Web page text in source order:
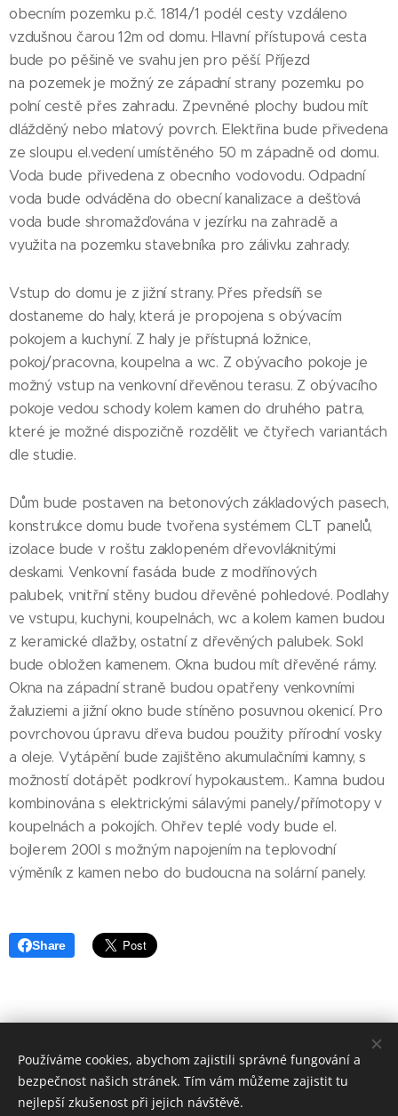
obecním pozemku p.č. 1814/1 podél cesty vzdáleno
vzdušnou čarou 12m od domu. Hlavní přístupová cesta
bude po pěšině ve svahu jen pro pěší. Příjezd
na pozemek je možný ze západní strany pozemku po
polní cestě přes zahradu. Zpevněné plochy budou mít
dlážděný nebo mlatový povrch. Elektřina bude přivedena
ze sloupu el.vedení umístěného 50 m západně od domu.
Voda bude přivedena z obecního vodovodu. Odpadní
voda bude odváděna do obecní kanalizace a dešťová
voda bude shromažďována v jezírku na zahradě a
využita na pozemku stavebníka pro zálivku zahrady.
Vstup do domu je z jižní strany. Přes předsíň se
dostaneme do haly, která je propojena s obývacím
pokojem a kuchyní. Z haly je přístupná ložnice,
pokoj/pracovna, koupelna a wc. Z obývacího pokoje je
možný vstup na venkovní dřevěnou terasu. Z obývacího
pokoje vedou schody kolem kamen do druhého patra,
které je možné dispozičně rozdělit ve čtyřech variantách
dle studie.
Dům bude postaven na betonových základových pasech,
konstrukce domu bude tvořena systémem CLT panelů,
izolace bude v roštu zaklopeném dřevovláknitými
deskami. Venkovní fasáda bude z modřínových
palubek, vnitřní stěny budou dřevěné pohledové. Podlahy
ve vstupu, kuchyni, koupelnách, wc a kolem kamen budou
z keramické dlažby, ostatní z dřevěných palubek. Sokl
bude obložen kamenem. Okna budou mít dřevěné rámy.
Okna na západní straně budou opatřeny venkovními
žaluziemi a jižní okno bude stíněno posuvnou okenicí. Pro
povrchovou úpravu dřeva budou použity přírodní vosky
a oleje. Vytápění bude zajištěno akumulačními kamny, s
možností dotápět podkroví hypokaustem.. Kamna budou
kombinována s elektrickými sálavými panely/přímotopy v
koupelnách a pokojích. Ohřev teplé vody bude el.
bojlerem 200l s možným napojením na teplovodní
výměník z kamen nebo do budoucna na solární panely.
Share
Copyrights jsou brzdou pokroku. Vše zde je k volnému šíření.
Jen prosíme o uvádění autorů. |Ochrana soukromí
Facebook| E-mail:danielgrmela@slamak.info
Používáme cookies, abychom zajistili správné fungování a
bezpečnost našich stránek. Tím vám můžeme zajistit tu
nejlepší zkušenost při jejich návštěvě.